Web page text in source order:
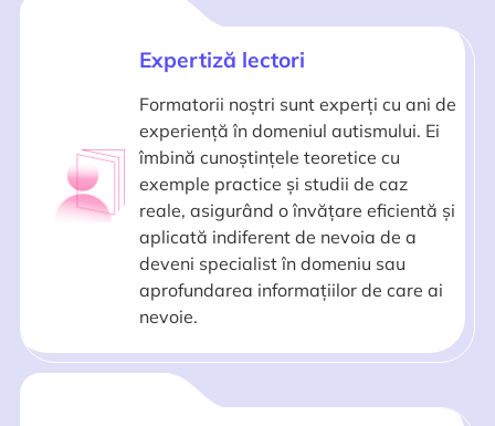
Expertiză lectori
Formatorii noștri sunt experți cu ani de
experiență în domeniul autismului. Ei
îmbină cunoștințele teoretice cu
exemple practice și studii de caz
reale, asigurând o învățare eficientă și
aplicată indiferent de nevoia de a
deveni specialist în domeniu sau
aprofundarea informațiilor de care ai
nevoie.